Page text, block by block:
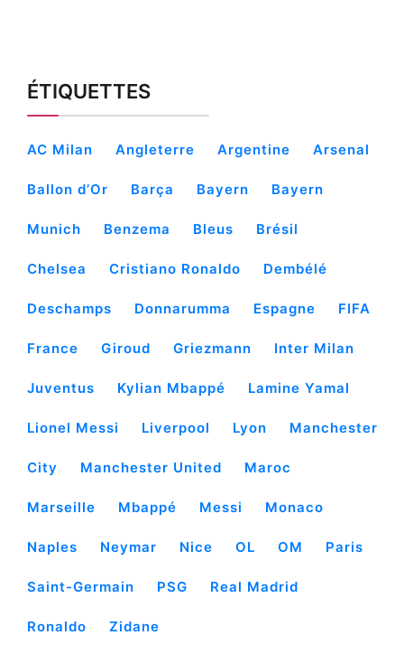
ÉTIQUETTES
AC Milan Angleterre Argentine Arsenal
Ballon d’Or Barça Bayern Bayern
Munich Benzema Bleus Brésil
Chelsea Cristiano Ronaldo Dembélé
Deschamps Donnarumma Espagne FIFA
France Giroud Griezmann Inter Milan
Juventus Kylian Mbappé Lamine Yamal
Lionel Messi Liverpool Lyon Manchester
City Manchester United Maroc
Marseille Mbappé Messi Monaco
Naples Neymar Nice OL OM Paris
Saint-Germain PSG Real Madrid
Ronaldo Zidane